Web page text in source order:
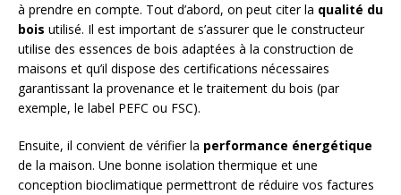
à prendre en compte. Tout d’abord, on peut citer la qualité du
bois utilisé. Il est important de s’assurer que le constructeur
utilise des essences de bois adaptées à la construction de
maisons et qu’il dispose des certifications nécessaires
garantissant la provenance et le traitement du bois (par
exemple, le label PEFC ou FSC).
Ensuite, il convient de vérifier la performance énergétique
de la maison. Une bonne isolation thermique et une
conception bioclimatique permettront de réduire vos factures